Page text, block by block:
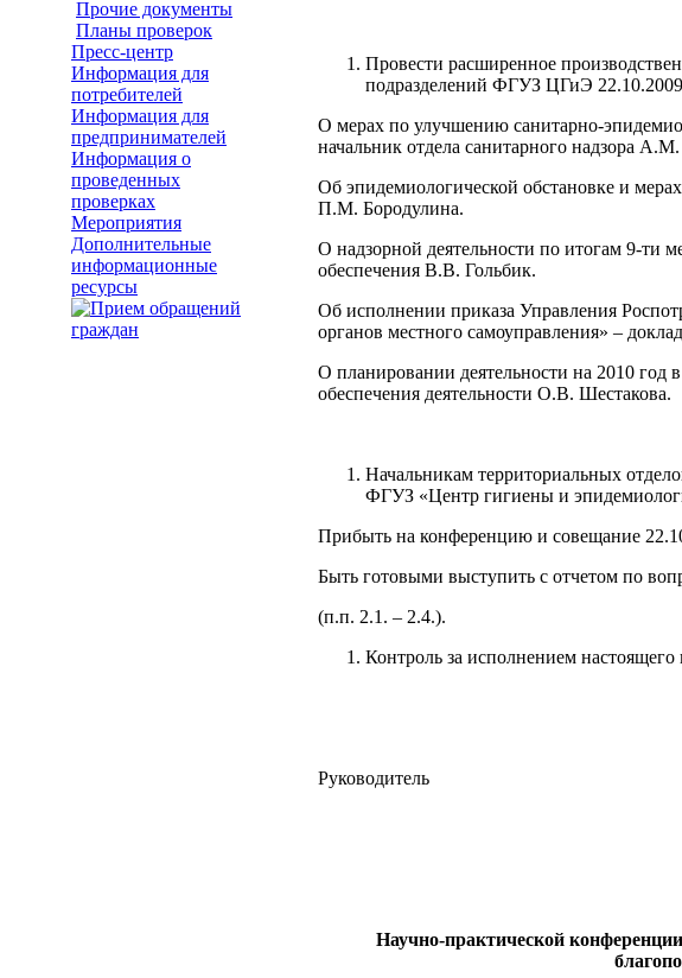
Прочие документы
Планы проверок
Пресс-центр
Информация для
потребителей
Информация для
предпринимателей
Информация о
проведенных
проверках
Мероприятия
Дополнительные
информационные
ресурсы
Провести расширенное
подразделений ФГУЗ ЦГиЭ
О мерах по улучшению санитарно-
начальник отдела санитарного надзора
Об эпидемиологической обстановке и
П.М. Бородулина.
О надзорной деятельности по итогам 9-ти
обеспечения В.В. Гольбик.
Об исполнении приказа Управления
органов местного самоуправления» –
О планировании деятельности на 2010 год
обеспечения деятельности О.В. Шестакова.
Начальникам территориальных
ФГУЗ «Центр гигиены и
Прибыть на конференцию и совещание
Быть готовыми выступить с отчетом по
(п.п. 2.1. – 2.4.).
Контроль за исполнением настоящего
Научно-практической